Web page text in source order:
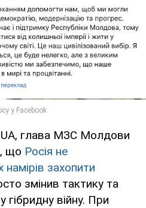
глава МЗС Молдови
що Росія не
намірів захопити
змінив тактику та
війну. При